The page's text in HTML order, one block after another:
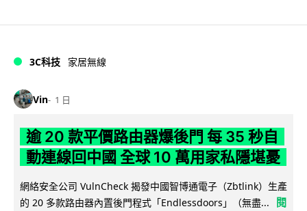
3C科技 家居無線
Vin 1 日
逾 20 款平價路由器爆後門 每 35 秒自
動連線回中國 全球 10 萬用家私隱堪憂
網絡安全公司 VulnCheck 揭發中國智博通電子（Zbtlink）生產
的 20 多款路由器內置後門程式「Endlessdoors」（無盡...
閱